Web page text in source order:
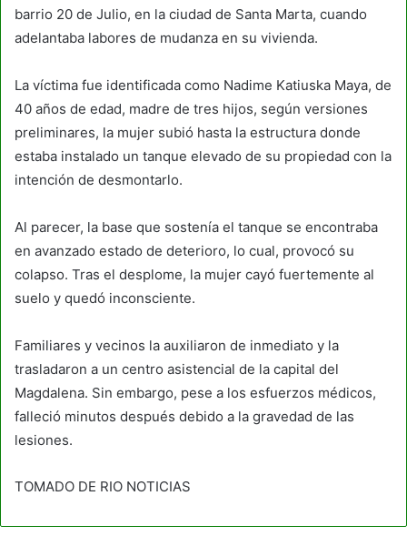
barrio 20 de Julio, en la ciudad de Santa Marta, cuando
adelantaba labores de mudanza en su vivienda.
La víctima fue identificada como Nadime Katiuska Maya, de
40 años de edad, madre de tres hijos, según versiones
preliminares, la mujer subió hasta la estructura donde
estaba instalado un tanque elevado de su propiedad con la
intención de desmontarlo.
Al parecer, la base que sostenía el tanque se encontraba
en avanzado estado de deterioro, lo cual, provocó su
colapso. Tras el desplome, la mujer cayó fuertemente al
suelo y quedó inconsciente.
Familiares y vecinos la auxiliaron de inmediato y la
trasladaron a un centro asistencial de la capital del
Magdalena. Sin embargo, pese a los esfuerzos médicos,
falleció minutos después debido a la gravedad de las
lesiones.
TOMADO DE RIO NOTICIAS